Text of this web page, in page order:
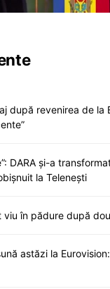
după revenirea de la
DARA și-a
la Telenești
viu în pădure după
astăzi la